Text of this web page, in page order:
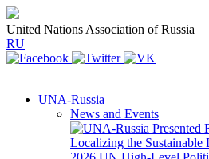
United Nations Association of Russia
RU
UNA-Russia
News and Events